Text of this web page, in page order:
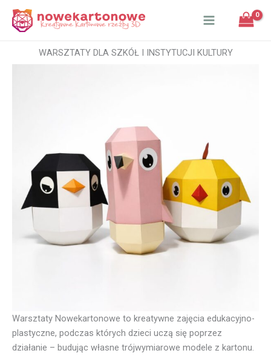
Przejdź
treści
WARSZTATY DLA SZKÓŁ I INSTYTUCJI KULTURY
Warsztaty Nowekartonowe to kreatywne zajęcia edukacyjno-
plastyczne, podczas których dzieci uczą się poprzez
działanie – budując własne trójwymiarowe modele z kartonu.